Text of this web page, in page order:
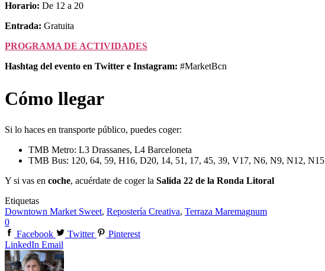
Horario: De 12 a 20
Entrada: Gratuita
PROGRAMA DE ACTIVIDADES
Hashtag del evento en Twitter e Instagram: #MarketBcn
Cómo llegar
Si lo haces en transporte público, puedes coger:
TMB Metro: L3 Drassanes, L4 Barceloneta
TMB Bus: 120, 64, 59, H16, D20, 14, 51, 17, 45, 39, V17, N6, N9, N12, N15
Y si vas en coche, acuérdate de coger la Salida 22 de la Ronda Litoral
Etiquetas
Downtown Market Sweet, Repostería Creativa, Terraza Maremagnum
0
Facebook
Twitter
Pinterest
LinkedIn Email